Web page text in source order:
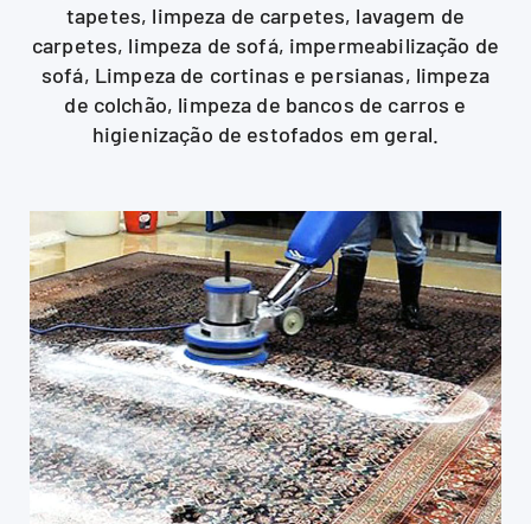
tapetes, limpeza de carpetes, lavagem de
carpetes, limpeza de sofá, impermeabilização de
sofá, Limpeza de cortinas e persianas, limpeza
de colchão, limpeza de bancos de carros e
higienização de estofados em geral.